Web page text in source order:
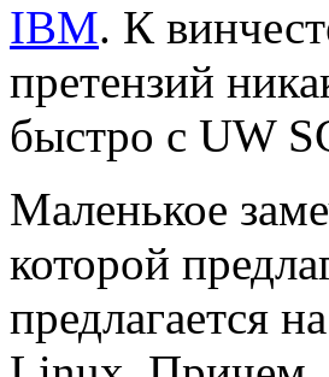
IBM. К
претензий
быстро с UW
Маленькое
которой
предлагается